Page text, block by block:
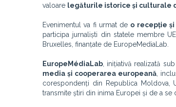
valoare legăturile istorice și culturale
Evenimentul va fi urmat de o recepție
participa jurnaliști din statele membre
Bruxelles, finanțate de EuropeMediaLab.
EuropeMédiaLab , inițiativă realizată
media și cooperarea europeană ,
corespondenți din Republica Moldova,
transmite știri din inima Europei și de a